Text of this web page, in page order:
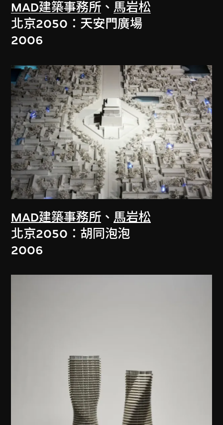
MAD建築事務所 、 馬岩松
北京2050：天安門廣場
2006
MAD建築事務所 、 馬岩松
北京2050：胡同泡泡
2006